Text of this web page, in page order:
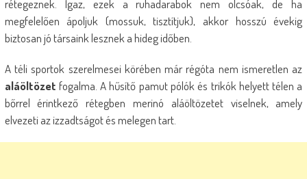
rétegeznek. Igaz, ezek a ruhadarabok nem olcsóak, de ha
megfelelően ápoljuk (mossuk, tisztítjuk), akkor hosszú évekig
biztosan jó társaink lesznek a hideg időben.
A téli sportok szerelmesei körében már régóta nem ismeretlen az
aláöltözet fogalma. A hűsítő pamut pólók és trikók helyett télen a
bőrrel érintkező rétegben merinó aláöltözetet viselnek, amely
elvezeti az izzadtságot és melegen tart.